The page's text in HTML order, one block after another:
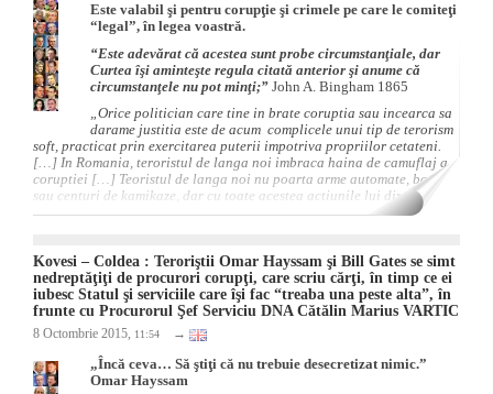
Este valabil şi pentru corupţie şi crimele pe care le comiteţi
“legal”, în legea voastră.
“Este adevărat că acestea sunt probe circumstanţiale, dar
Curtea îşi aminteşte regula citată anterior şi anume că
circumstanţele nu pot minţi;” John A. Bingham 1865
„Orice politician care tine in brate coruptia sau incearca sa
darame justitia este de acum complicele unui tip de terorism
soft, practicat prin exercitarea puterii impotriva propriilor cetateni.
[…] In Romania, teroristul de langa noi imbraca haina de camuflaj a
coruptiei […] Teoristul de langa noi nu poarta arme automate, bombe
sau centuri de kamikaze, dar cu toate acestea actiunile lui dinamiteaza
statul si increderea cetatenilor in el.”
bani si alte avantaje sub amenintarea ca altfel nu vor mai beneficia de
protectia statului echivaleaza cu un mic act de terorism, atentie,
organizat de o institutie a statului impotriva propriilor cetateni […]
Exista si alt mod a tine sub teroare un stat sau pe cetatenii lui, nu doar
prin arme, bombe si atacuri kamikaze. Coruptia ucide asa, cum s-a
intamplat la Colectiv, dar mai face ceva ingrozitor. Transforma treptat
omul intr-o bestie lacoma, il reduce la stadiul de animal manat de
instincte. Aruncati o privire pe detaliile ultimului dosar, in care cinci
politisti si un psiholog de la Oficiul National pentru Protectia
Kovesi – Coldea : Teroriştii Omar Hayssam şi Bill Gates se simt
nedreptăţiţi de procurori corupţi, care scriu cărţi, în timp ce ei
iubesc Statul şi serviciile care îşi fac “treaba una peste alta”, în
frunte cu Procurorul Şef Serviciu DNA Cătălin Marius VARTIC
8 Octombrie 2015, 11:54 →
„Încă ceva… Să ştiţi că nu trebuie desecretizat nimic.”
Omar Hayssam